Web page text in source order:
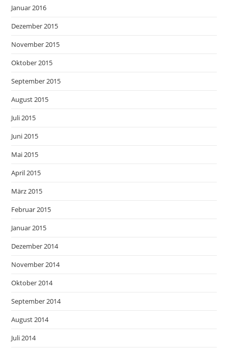
Januar 2016
Dezember 2015
November 2015
Oktober 2015
September 2015
August 2015
Juli 2015
Juni 2015
Mai 2015
April 2015
März 2015
Februar 2015
Januar 2015
Dezember 2014
November 2014
Oktober 2014
September 2014
August 2014
Juli 2014